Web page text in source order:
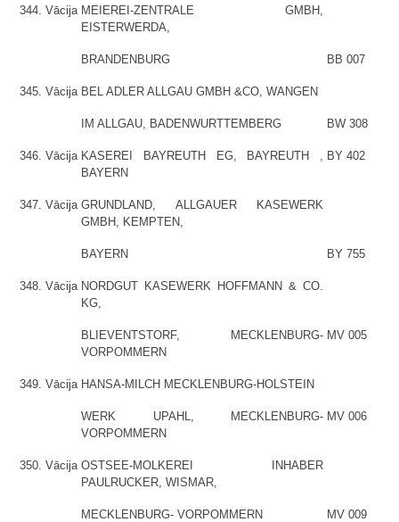
344. Vācija MEIEREI-ZENTRALE GMBH,
EISTERWERDA,
BRANDENBURG BB 007
345. Vācija BEL ADLER ALLGAU GMBH &CO, WANGEN
IM ALLGAU, BADENWURTTEMBERG BW 308
346. Vācija KASEREI BAYREUTH EG, BAYREUTH ,
BAYERN
BY 402
347. Vācija GRUNDLAND, ALLGAUER KASEWERK
GMBH, KEMPTEN,
BAYERN BY 755
348. Vācija NORDGUT KASEWERK HOFFMANN & CO.
KG,
BLIEVENTSTORF, MECKLENBURG-
VORPOMMERN
MV 005
349. Vācija HANSA-MILCH MECKLENBURG-HOLSTEIN
WERK UPAHL, MECKLENBURG-
VORPOMMERN
MV 006
350. Vācija OSTSEE-MOLKEREI INHABER
PAULRUCKER, WISMAR,
MECKLENBURG- VORPOMMERN MV 009